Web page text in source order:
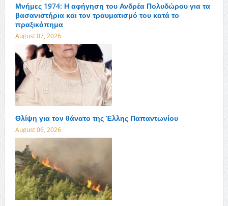
Μνήμες 1974: Η αφήγηση του Ανδρέα Πολυδώρου για τα
βασανιστήρια και τον τραυματισμό του κατά το
πραξικόπημα
August 07, 2026
Θλίψη για τον θάνατο της Έλλης Παπαντωνίου
August 06, 2026